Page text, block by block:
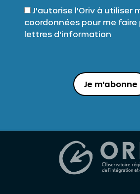
J'autorise l'Oriv à utiliser
coordonnées pour me faire
lettres d'information
Je m'abonne